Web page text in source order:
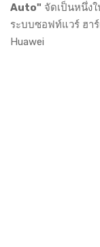
Auto" จัดเป็นหนึ่ง
ระบบซอฟท์แวร์ ฮา
Huawei